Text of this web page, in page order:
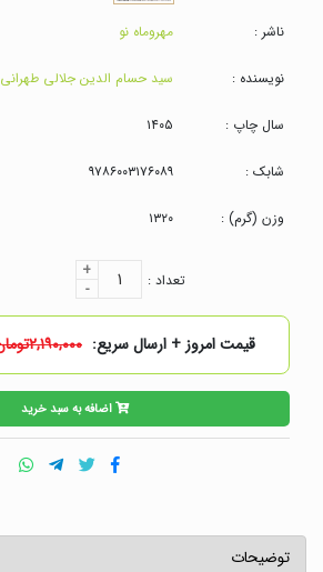
ناشر : مهروماه نو
نویسنده : سید حسام الدین جلالی طهرانی
سال چاپ : ۱۴۰۵
شابک : ۹۷۸۶۰۰۳۱۷۶۰۸۹
وزن (گرم) : ۱۳۲۰
تعداد : ۱
+
-
قیمت امروز + ارسال سریع: ۲,۱۹۰,۰۰۰تومان
اضافه به سبد خرید